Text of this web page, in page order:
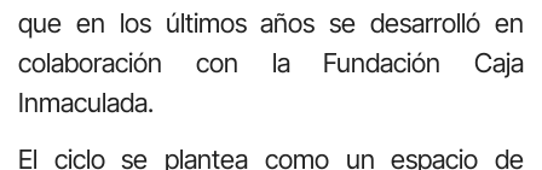
que en los últimos años se desarrolló en
colaboración con la Fundación Caja
Inmaculada.
El ciclo se plantea como un espacio de